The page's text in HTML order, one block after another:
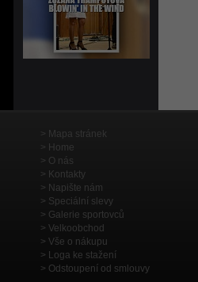
Mapa stránek
Home
O nás
Kontakty
Napište nám
Speciální slevy
Galerie sportovců
Velkoobchod
Vše o nákupu
Loga ke stažení
Odstoupení od smlouvy